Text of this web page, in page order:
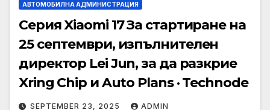
АВТОМОБИЛНА АДМИНИСТРАЦИЯ
Серия Xiaomi 17 За стартиране на
25 септември, изпълнителен
директор Lei Jun, за да разкрие
Xring Chip и Auto Plans · Technode
SEPTEMBER 23, 2025 ADMIN